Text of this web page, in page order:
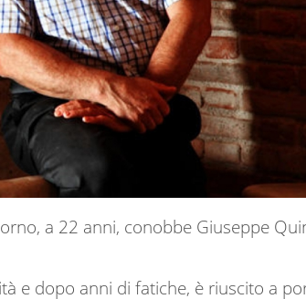
a 22 anni, conobbe Giuseppe
e dopo anni di fatiche, è riuscito a